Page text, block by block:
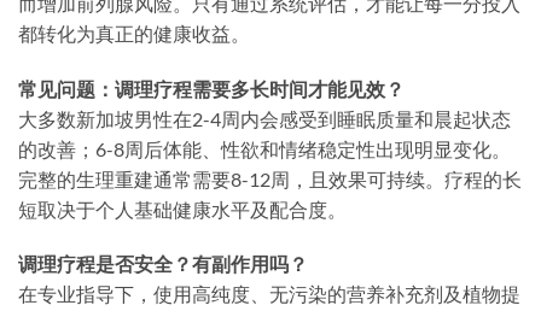
都转化为真正的健康收益。
常见问题：调理疗程需要多长时间才能见效？
大多数新加坡男性在2-4周内会感受到睡眠质量和晨起状态
的改善；6-8周后体能、性欲和情绪稳定性出现明显变化。
完整的生理重建通常需要8-12周，且效果可持续。疗程的长
短取决于个人基础健康水平及配合度。
调理疗程是否安全？有副作用吗？
在专业指导下，使用高纯度、无污染的营养补充剂及植物提